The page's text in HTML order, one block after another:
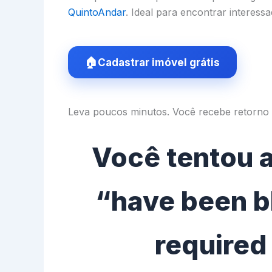
QuintoAndar. Ideal para encontrar
Cadastrar imóvel grátis
Leva poucos minutos. Você recebe retorno
Você tentou
“have been